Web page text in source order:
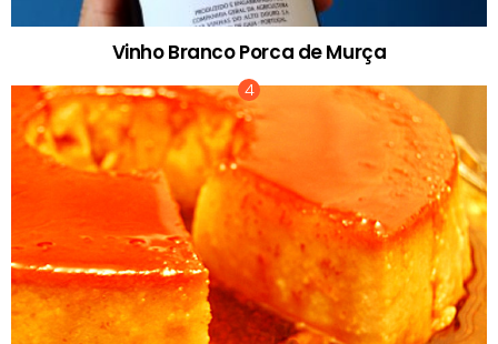
Vinho Branco Porca de Murça